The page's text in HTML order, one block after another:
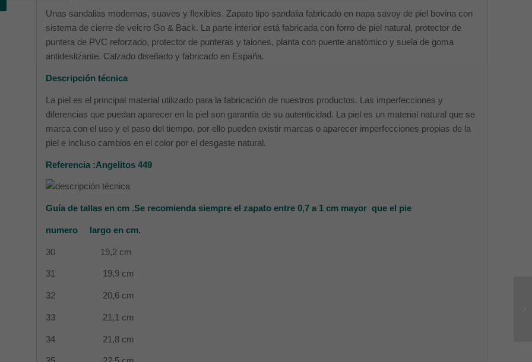
Unas sandalias modernas, suaves y flexibles. Zapato tipo sandalia fabricado en napa savoy de piel bovina con
sistema de cierre de velcro Go & Back. La parte interior está fabricada con forro de piel natural, protector de
puntera de PVC reforzado, protector de punteras y talones, planta con puente anatómico y suela de goma
antideslizante. Calzado diseñado y fabricado en España.
Descripción técnica
La piel es el principal material utilizado para la fabricación de nuestros productos. Las imperfecciones y
diferencias que puedan aparecer en la piel son garantía de su autenticidad. La piel es un material natural que se
marca con el uso y el paso del tiempo, por ello pueden existir marcas o aparecer imperfecciones propias de la
piel e incluso cambios en el color por el desgaste natural.
Referencia :Angelitos 449
Guía de tallas en cm .Se recomienda siempre el zapato entre 0,7 a 1 cm mayor que el pie
numero largo en cm.
30 19,2 cm
31 19,9 cm
32 20,6 cm
33 21,1 cm
34 21,8 cm